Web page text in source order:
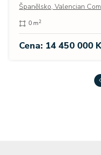
Španělsko, Valencian
0 m2
Cena: 14 450 000